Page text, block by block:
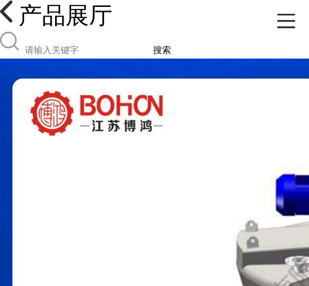
产品展厅
搜索